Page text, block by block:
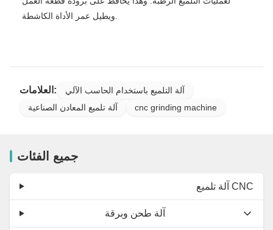
العلامات:
آلة التلميع باستخدام الحاسب الآلي
آلة تلميع المعادن الصناعية
cnc grinding machine
جميع الفئات
آلة تلميع CNC
آلة طحن وبرقة